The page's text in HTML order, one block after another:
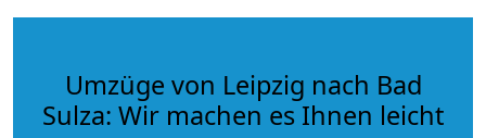
Umzüge von Leipzig nach Bad
Sulza: Wir machen es Ihnen leicht